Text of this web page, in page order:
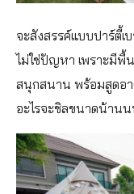
จะสังสรรค์แบบปาร์ตี้
ไม่ใช่ปัญหา เพราะมี
สนุกสนาน พร้อมสูดอ
อะไรจะชิลขนาดน้าน